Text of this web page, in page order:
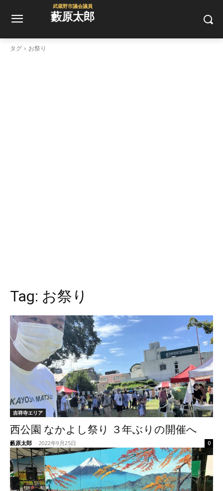
武蔵野市議会議員
藪原太郎
タグ お祭り
Tag: お祭り
吉祥寺エリア
西公園 なかよし祭り ３年ぶりの開催へ
藪原太郎 - 2022年9月25日 0